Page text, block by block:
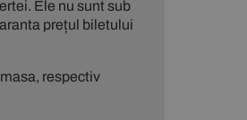
Ele nu sunt sub
prețul biletului
respectiv